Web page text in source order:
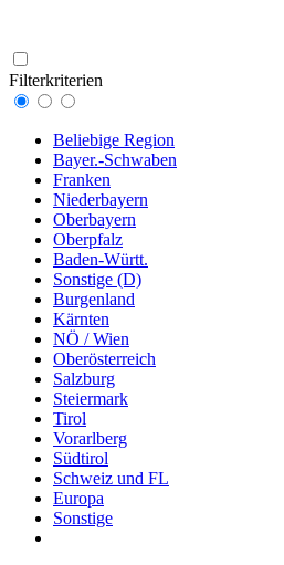
Filterkriterien
Beliebige Region
Bayer.-Schwaben
Franken
Niederbayern
Oberbayern
Oberpfalz
Baden-Württ.
Sonstige (D)
Burgenland
Kärnten
NÖ / Wien
Oberösterreich
Salzburg
Steiermark
Tirol
Vorarlberg
Südtirol
Schweiz und FL
Europa
Sonstige